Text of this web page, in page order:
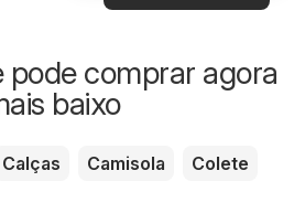
pode comprar agora
baixo
Calças Camisola
Colete